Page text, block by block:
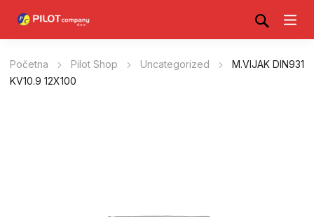
Početna Pilot Shop Uncategorized
M.VIJAK DIN931
KV10.9 12X100